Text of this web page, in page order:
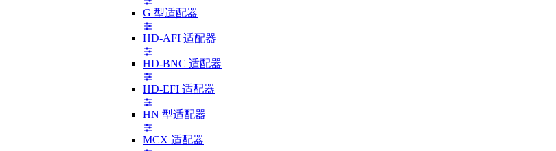
G 型适配器
HD-AFI 适配器
HD-BNC 适配器
HD-EFI 适配器
HN 型适配器
MCX 适配器